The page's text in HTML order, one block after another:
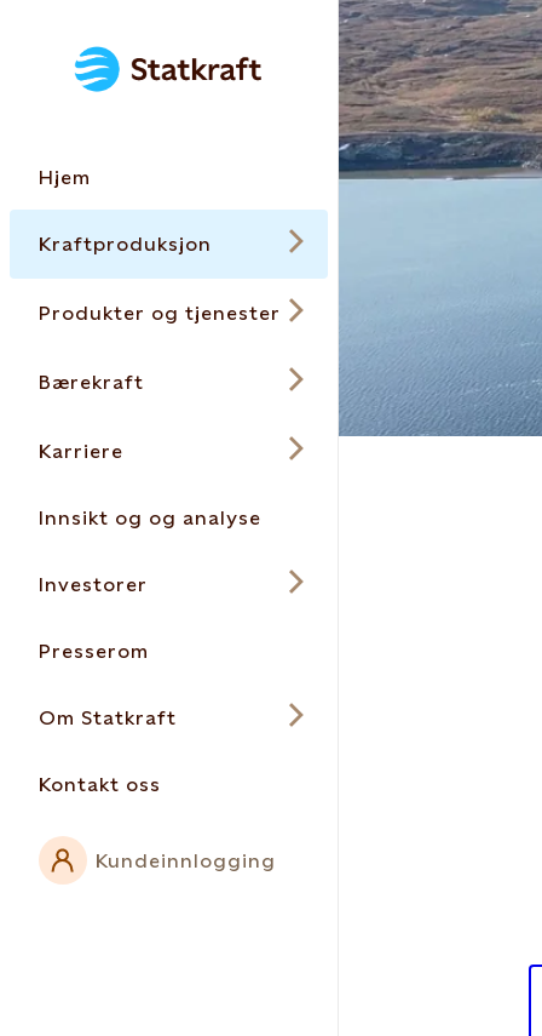
Hjem
Kraftproduksjon
Produkter og tjenester
Bærekraft
Karriere
Innsikt og og analyse
Investorer
Presserom
Om Statkraft
Kontakt oss
Kundeinnlogging